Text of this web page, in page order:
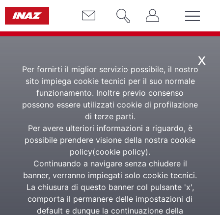
x
Per fornirti il miglior servizio possibile, il nostro
sito impiega cookie tecnici per il suo normale
funzionamento. Inoltre previo consenso
possono essere utilizzati cookie di profilazione
di terze parti.
Per avere ulteriori informazioni a riguardo, è
possibile prendere visione della nostra cookie
policy(cookie policy).
Continuando a navigare senza chiudere il
banner, verranno impiegati solo cookie tecnici.
La chiusura di questo banner col pulsante 'x',
comporta il permanere delle impostazioni di
default e dunque la continuazione della
Fine anno: tutte le
novità su fisco e
lavoro spiegate in
una giornata di
studio Inaz